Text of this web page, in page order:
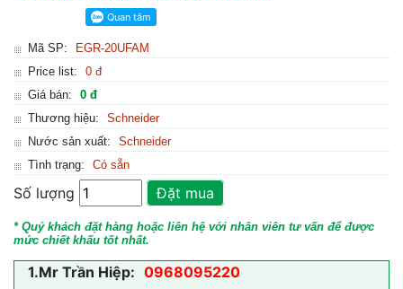
Mã SP:
EGR-20UFAM
Price list:
0 đ
Giá bán:
0 đ
Thương hiệu:
Schneider
Nước sản xuất:
Schneider
Tình trạng:
Có sẵn
Số lượng Đặt mua
* Quý khách đặt hàng hoặc liên hệ với nhân viên tư vấn để được
mức chiết khấu tốt nhất.
1.Mr Trần Hiệp: 0968095220